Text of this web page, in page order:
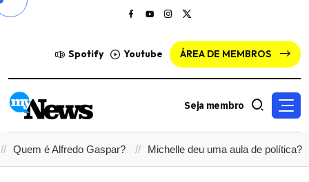
Spotify Youtube ÁREA DE MEMBROS
Seja membro
Gaspar? Michelle deu uma aula de política? Cleitinho